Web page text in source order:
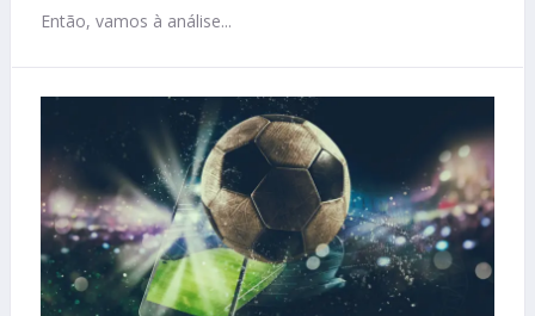
Então, vamos à análise...